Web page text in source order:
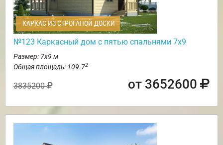
КАРКАС ИЗ СТРОГАНОЙ ДОСКИ
№123 Каркасный дом с пятью спальнями 7х9
Размер: 7х9 м
Общая площадь: 109.72
3835200 от 3652600